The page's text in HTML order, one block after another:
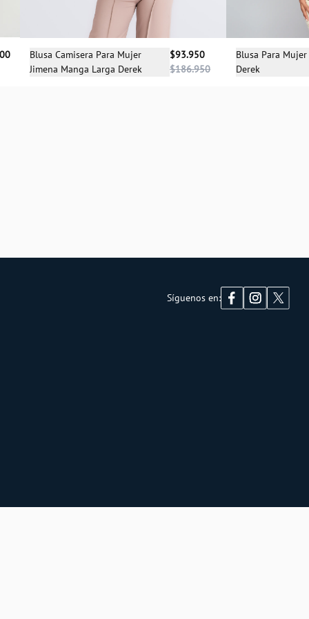
Selecciona una talla
XS S M XL
Blusa Camisera Para Mujer
Jimena Manga Larga Derek
$93.950
$186.950
Blusa Para Mujer
Derek
Síguenos en: